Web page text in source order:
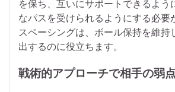
を保ち、互いにサポートできるよう
なパスを受けられるようにする必要
スペーシングは、ボール保持を維持
出するのに役立ちます。
戦術的アプローチで相手の弱